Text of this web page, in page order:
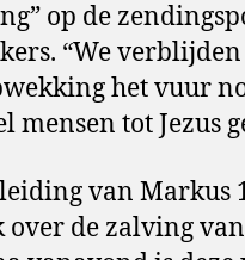
op de
“We
het vuur
mensen tot Jezus
van Markus
over de zalving